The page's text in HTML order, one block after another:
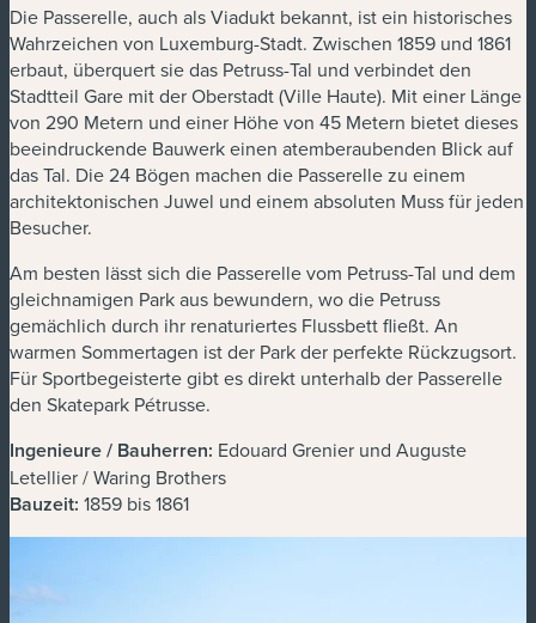
Die Passerelle, auch als Viadukt bekannt, ist ein historisches
Wahrzeichen von Luxemburg-Stadt. Zwischen 1859 und 1861
erbaut, überquert sie das Petruss-Tal und verbindet den
Stadtteil Gare mit der Oberstadt (Ville Haute). Mit einer Länge
von 290 Metern und einer Höhe von 45 Metern bietet dieses
beeindruckende Bauwerk einen atemberaubenden Blick auf
das Tal. Die 24 Bögen machen die Passerelle zu einem
architektonischen Juwel und einem absoluten Muss für jeden
Besucher.
Am besten lässt sich die Passerelle vom Petruss-Tal und dem
gleichnamigen Park aus bewundern, wo die Petruss
gemächlich durch ihr renaturiertes Flussbett fließt. An
warmen Sommertagen ist der Park der perfekte Rückzugsort.
Für Sportbegeisterte gibt es direkt unterhalb der Passerelle
den Skatepark Pétrusse.
Ingenieure / Bauherren: Edouard Grenier und Auguste
Letellier / Waring Brothers
Bauzeit: 1859 bis 1861